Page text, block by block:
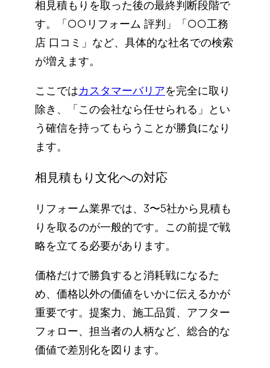
相見積もりを取った後の最終判断段階で
す。「○○リフォーム 評判」「○○工務
店 口コミ」など、具体的な社名での検索
が増えます。
ここではカスタマーバリアを完全に取り
除き、「この会社なら任せられる」とい
う確信を持ってもらうことが勝負になり
ます。
相見積もり文化への対応
リフォーム業界では、3〜5社から見積も
りを取るのが一般的です。この前提で戦
略を立てる必要があります。
価格だけで勝負すると消耗戦になるた
め、価格以外の価値をいかに伝えるかが
重要です。提案力、施工品質、アフター
フォロー、担当者の人柄など、総合的な
価値で差別化を図ります。